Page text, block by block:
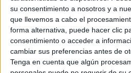
su consentimiento a nosotros y a
que llevemos a cabo el
forma alternativa, puede hacer clic
consentimiento o acceder a
cambiar sus preferencias antes de
Tenga en cuenta que algún
maricarmenmas
mira este año en junio me presente
las generales y entoces pues no
que queria y entonce le esoty
la ultima convocatoria qe es lo mas